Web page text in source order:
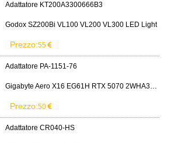
Adattatore KT200A3300666B3
Godox SZ200Bi VL100 VL200 VL300 LED Light
Prezzo:55
Adattatore PA-1151-76
Gigabyte Aero X16 EG61H RTX 5070 2WHA3USC64AH LITEON PA-1151-76 150W adapter
Prezzo:50
Adattatore CR040-HS